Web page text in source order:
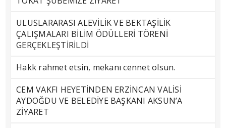
ULUSLARARASI ALEVİLİK VE BEKTAŞİLİK
ÇALIŞMALARI BİLİM ÖDÜLLERİ TÖRENİ
GERÇEKLEŞTİRİLDİ
Hakk rahmet etsin, mekanı cennet olsun.
CEM VAKFI HEYETİNDEN ERZİNCAN VALİSİ
AYDOĞDU VE BELEDİYE BAŞKANI AKSUN’A
ZİYARET